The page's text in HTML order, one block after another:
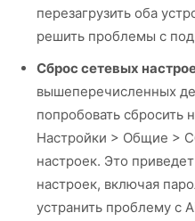
перезагрузить оба
решить проблемы с
Сброс сетевых
вышеперечисленных
попробовать сбросить
Настройки > Общие >
настроек. Это
настроек, включая
устранить проблему с